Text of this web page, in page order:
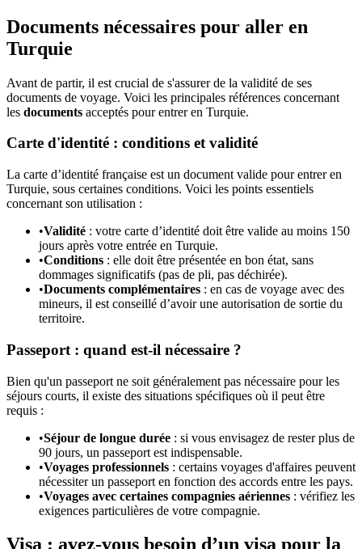
Documents nécessaires pour aller en
Turquie
Avant de partir, il est crucial de s'assurer de la validité de ses
documents de voyage. Voici les principales références concernant
les documents acceptés pour entrer en Turquie.
Carte d'identité : conditions et validité
La carte d’identité française est un document valide pour entrer en
Turquie, sous certaines conditions. Voici les points essentiels
concernant son utilisation :
•Validité : votre carte d’identité doit être valide au moins 150
jours après votre entrée en Turquie.
•Conditions : elle doit être présentée en bon état, sans
dommages significatifs (pas de pli, pas déchirée).
•Documents complémentaires : en cas de voyage avec des
mineurs, il est conseillé d’avoir une autorisation de sortie du
territoire.
Passeport : quand est-il nécessaire ?
Bien qu'un passeport ne soit généralement pas nécessaire pour les
séjours courts, il existe des situations spécifiques où il peut être
requis :
•Séjour de longue durée : si vous envisagez de rester plus de
90 jours, un passeport est indispensable.
•Voyages professionnels : certains voyages d'affaires peuvent
nécessiter un passeport en fonction des accords entre les pays.
•Voyages avec certaines compagnies aériennes : vérifiez les
exigences particulières de votre compagnie.
Visa : avez-vous besoin d’un visa pour la